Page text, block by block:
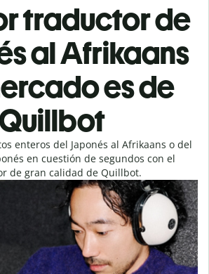
traductor de
al Afrikaans
es de
enteros del Japonés al Afrikaans o del
en cuestión de segundos con el
de gran calidad de Quillbot.